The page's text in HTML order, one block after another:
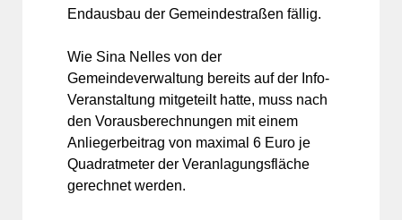
Endausbau der Gemeindestraßen fällig.
Wie Sina Nelles von der
Gemeindeverwaltung bereits auf der Info-
Veranstaltung mitgeteilt hatte, muss nach
den Vorausberechnungen mit einem
Anliegerbeitrag von maximal 6 Euro je
Quadratmeter der Veranlagungsfläche
gerechnet werden.